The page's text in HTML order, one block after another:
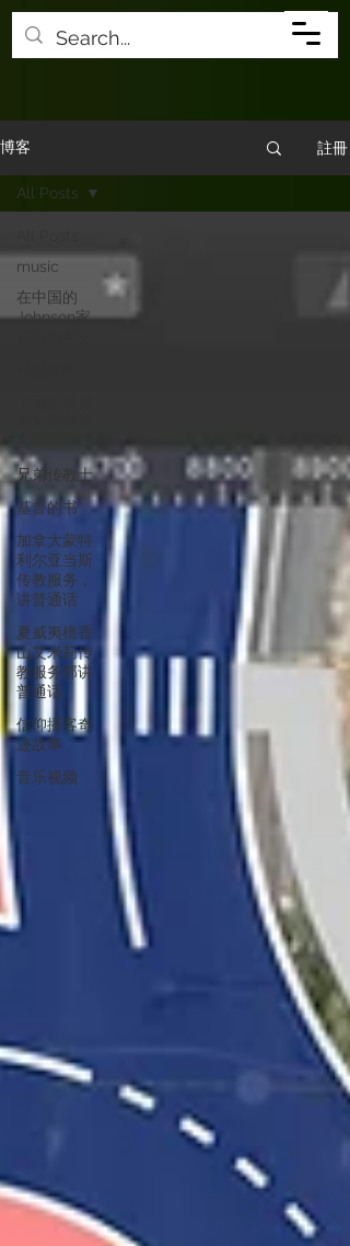
博客 註冊
music
在中国的
Johnson家
兄弟传教士
基督的书
加拿大蒙特
利尔亚当斯
传教服务，
讲普通话
夏威夷檀香
山艾米莉传
教服务部讲
普通话
信仰播客奇
迹故事
音乐视频
All Posts